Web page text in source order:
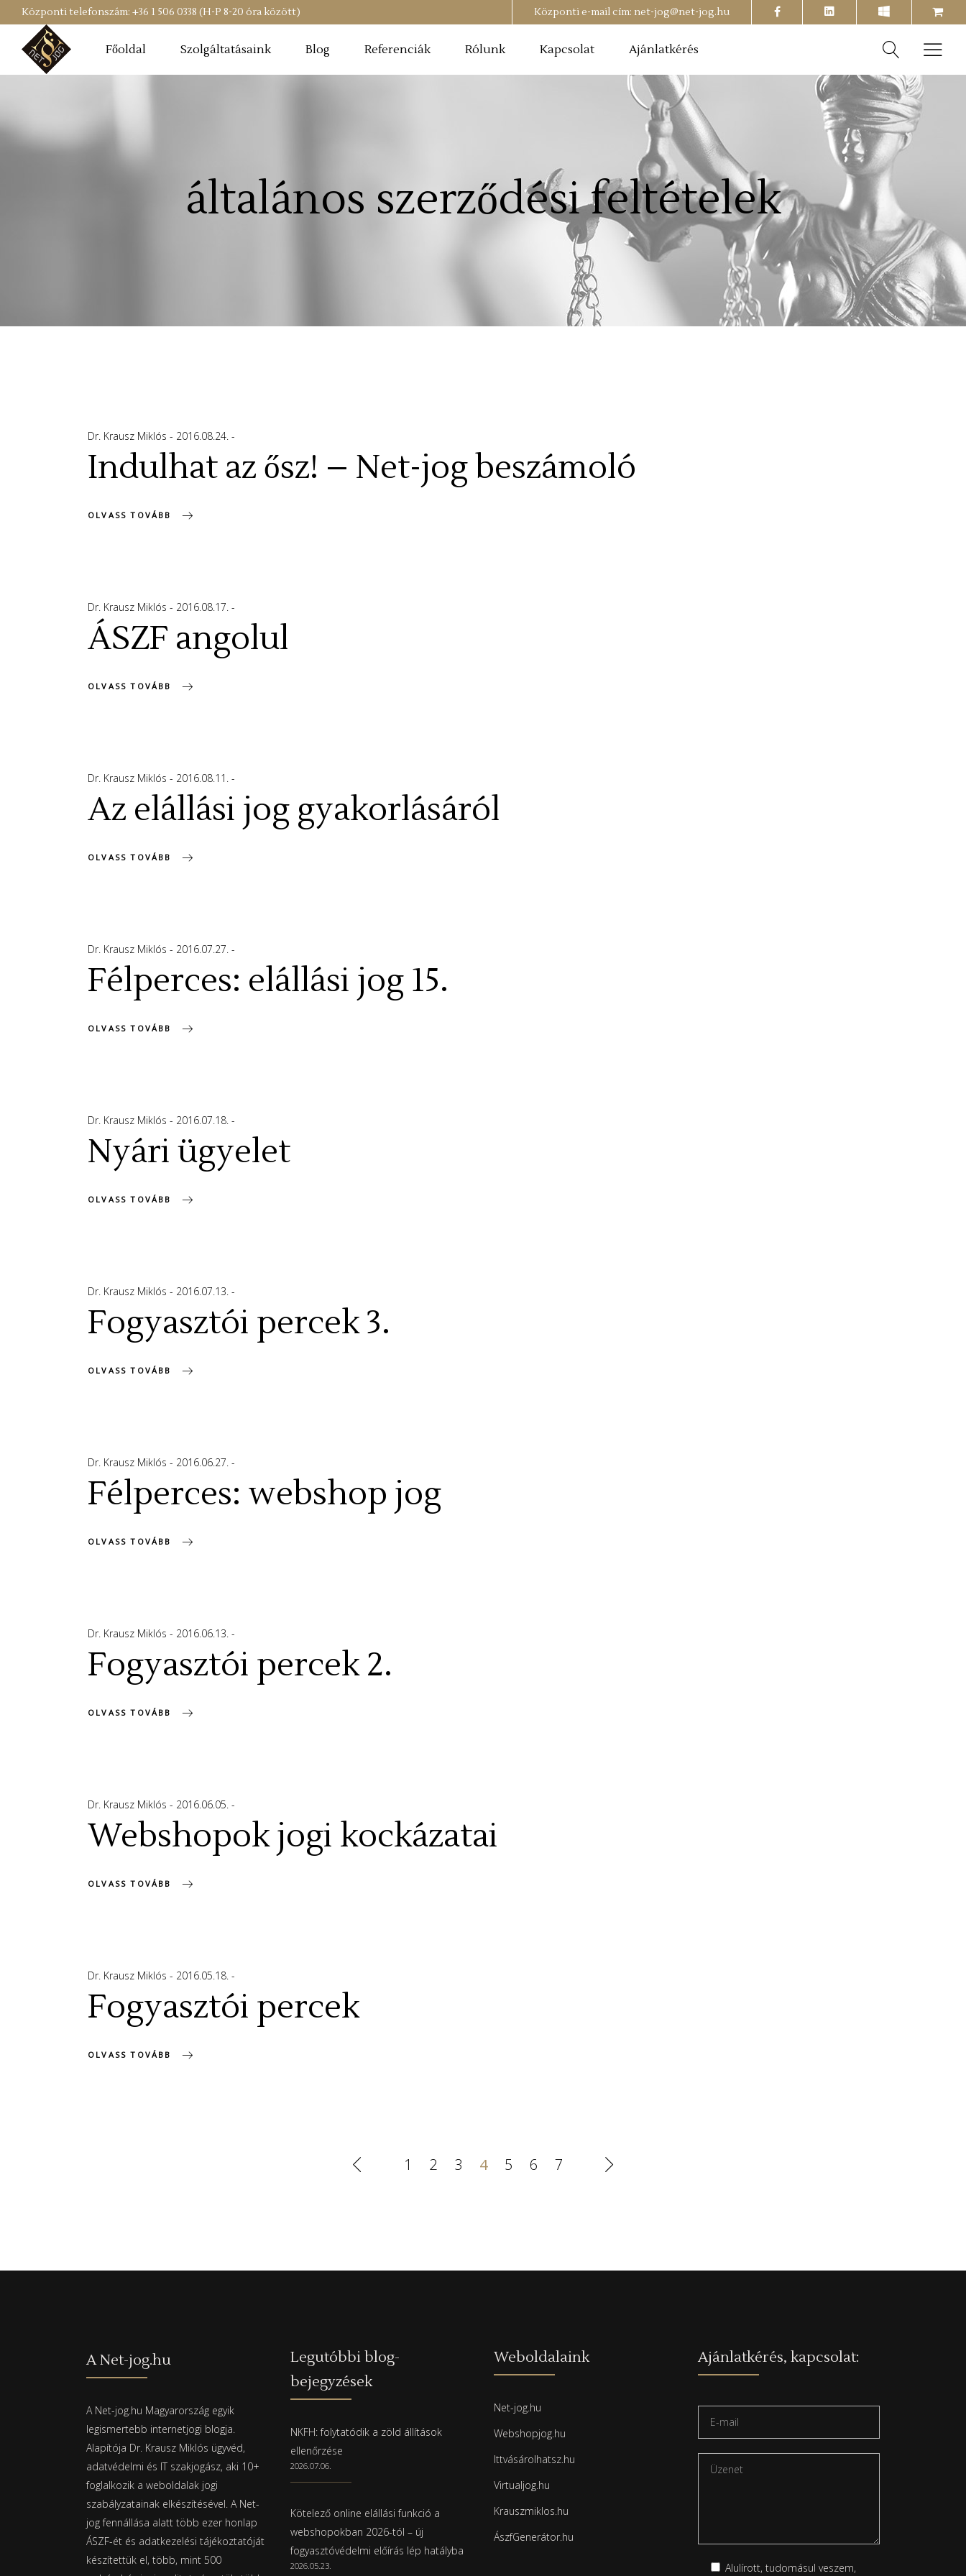
Központi telefonszám: +36 1 506 0338 (H-P 8-20 óra között) Központi e-mail cím: net-jog@net-jog.hu facebook
shopping-
cart
Főoldal Szolgáltatásaink Blog Referenciák Rólunk Kapcsolat Ajánlatkérés
általános szerződési feltételek
Dr. Krausz Miklós 2016.08.24.
Indulhat az ősz! – Net-jog beszámoló
OLVASS TOVÁBB
Dr. Krausz Miklós 2016.08.17.
ÁSZF angolul
OLVASS TOVÁBB
Dr. Krausz Miklós 2016.08.11.
Az elállási jog gyakorlásáról
OLVASS TOVÁBB
Dr. Krausz Miklós 2016.07.27.
Félperces: elállási jog 15.
OLVASS TOVÁBB
Dr. Krausz Miklós 2016.07.18.
Nyári ügyelet
OLVASS TOVÁBB
Dr. Krausz Miklós 2016.07.13.
Fogyasztói percek 3.
OLVASS TOVÁBB
Dr. Krausz Miklós 2016.06.27.
Félperces: webshop jog
OLVASS TOVÁBB
Dr. Krausz Miklós 2016.06.13.
Fogyasztói percek 2.
OLVASS TOVÁBB
Dr. Krausz Miklós 2016.06.05.
Webshopok jogi kockázatai
OLVASS TOVÁBB
Dr. Krausz Miklós 2016.05.18.
Fogyasztói percek
OLVASS TOVÁBB
1 2 3 4 5 6 7
A Net-jog.hu
A Net-jog.hu Magyarország egyik
legismertebb internetjogi blogja.
Alapítója Dr. Krausz Miklós ügyvéd,
adatvédelmi és IT szakjogász, aki 10+
foglalkozik a weboldalak jogi
szabályzatainak elkészítésével. A Net-
jog fennállása alatt több ezer honlap
ÁSZF-ét és adatkezelési tájékoztatóját
készítettük el, több, mint 500
Legutóbbi blog-
bejegyzések
NKFH: folytatódik a zöld állítások
ellenőrzése
2026.07.06.
Kötelező online elállási funkció a
webshopokban 2026-tól – új
fogyasztóvédelmi előírás lép hatályba
2026.05.23.
Weboldalaink
Net-jog.hu
Webshopjog.hu
Ittvásárolhatsz.hu
Virtualjog.hu
Krauszmiklos.hu
ÁszfGenerátor.hu
Ajánlatkérés, kapcsolat:
Alulírott, tudomásul veszem,